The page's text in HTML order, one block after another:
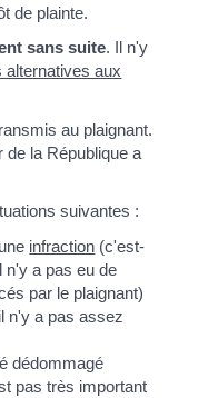
de plainte.
sans suite. Il n'y
alternatives aux
au plaignant.
de la République a
suivantes :
infraction (c'est-
n'y a pas eu de
par le plaignant)
n'y a pas assez
dédommagé
pas très important